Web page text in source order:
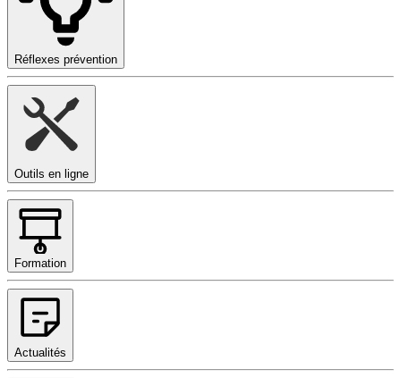
Réflexes prévention
Outils en ligne
Formation
Actualités